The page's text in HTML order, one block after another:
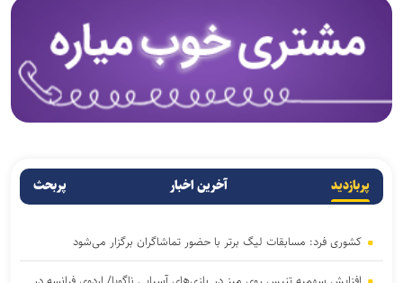
پربازدید آخرین اخبار پربحث
کشوری فرد: مسابقات لیگ برتر با حضور تماشاگران برگزار می‌شود